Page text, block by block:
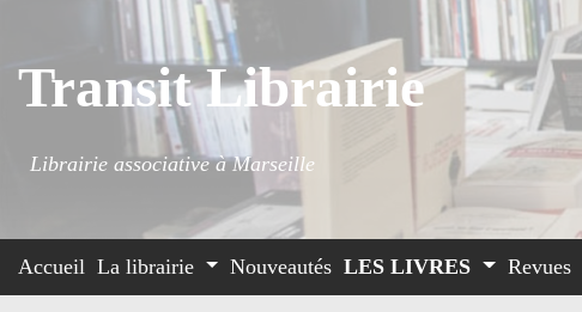
Transit Librairie
Librairie associative à Marseille
Accueil La librairie Nouveautés LES LIVRES Revues